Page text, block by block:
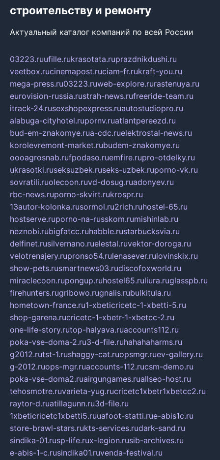
строительству и ремонту
Актуальный каталог компаний по всей России
03223.ruufille.rukrasotata.ruprazdnikdushi.ru
veetbox.rucinemapost.ruciam-fr.rukraft-you.ru
mega-press.ru03223.ruweb-explore.rurastenuya.ru
eurovision-russia.rustrah-news.rufreeride-team.ru
itrack-24.rusexshopexpress.ruautostudiopro.ru
alabuga-cityhotel.rupornv.ruatlantpereezd.ru
bud-em-znakomye.rua-cdc.ruelektrostal-news.ru
korolevremont-market.rubudem-znakomye.ru
oooagrosnab.rufpodaso.ruemfire.rupro-otdelky.ru
ukrasotki.ruseksuzbek.ruseks-uzbek.ruporno-vk.ru
sovratili.ruolecoon.ruvd-dosug.ruadonyev.ru
rbc-news.ruporno-skvirt.rukrospr.ru
13autor-kolonka.rusormol.ru2rich.ruhostel-65.ru
hostserve.ruporno-na-russkom.rumishinlab.ru
neznobi.rubigfatcc.ruhabble.rustarbucksvia.ru
delfinet.rusilvernano.ruelestal.ruvektor-doroga.ru
velotrenajery.rupronso54.rulenasever.rulovinskix.ru
show-pets.rusmartnews03.rudiscofoxworld.ru
miraclecoon.rupongup.ruhostel65.ruliura.ruglasspb.ru
firehunters.rugribowo.rugnalis.rubulkitula.ru
hometown-france.ru1-xbeticricetc-1-xbetti-5.ru
shop-garena.rucricetc-1-xbetr-1-xbetcc-2.ru
one-life-story.rutop-halyava.ruaccounts112.ru
poka-vse-doma-2.ru3-d-file.ruhahahaharms.ru
g2012.rutst-1.rushaggy-cat.ruopsmgr.ruev-gallery.ru
g-2012.ruops-mgr.ruaccounts-112.rucsm-demo.ru
poka-vse-doma2.ruairgungames.ruallseo-host.ru
tehosmotre.ruvarieta-yug.rucricetc1xbetr1xbetcc2.ru
raytor-d.ruatillagunn.ru3d-file.ru
1xbeticricetc1xbetti5.ruuafoot-statti.rue-abis1c.ru
store-brawl-stars.rukts-services.rudark-sand.ru
sindika-01.rusp-life.rux-legion.rusib-archives.ru
e-abis-1-c.rusindika01.ruvenda-festival.ru